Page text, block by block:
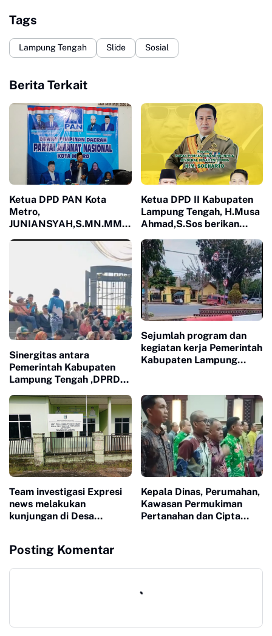
Tags
Lampung Tengah Slide Sosial
Berita Terkait
Ketua DPD PAN Kota
Metro,
JUNIANSYAH,S.MN.MM,
Buka Bersama di Kantor
Ketua DPD II Kabupaten
Lampung Tengah, H.Musa
Ahmad,S.Sos berikan
Pembangunan Indonesia
H.M. Soeharto
Sinergitas antara
Pemerintah Kabupaten
Lampung Tengah ,DPRD
Tengah , Dinas DLH ,dan
Disporapar Lam- Teng
untuk menciptakan
Daerah yang Bersih dan
Sehat.
Sejumlah program dan
kegiatan kerja Pemerintah
Kabupaten Lampung
anggaran 2026 diduga
kuat mengalami
kelumpuhan total
Team investigasi Expresi
news melakukan
kunjungan di Desa
lapangan, atas dugaan
Kepala Dinas, Perumahan,
Kawasan Permukiman
Pertanahan dan Cipta
24 tahun 2026.
Posting Komentar